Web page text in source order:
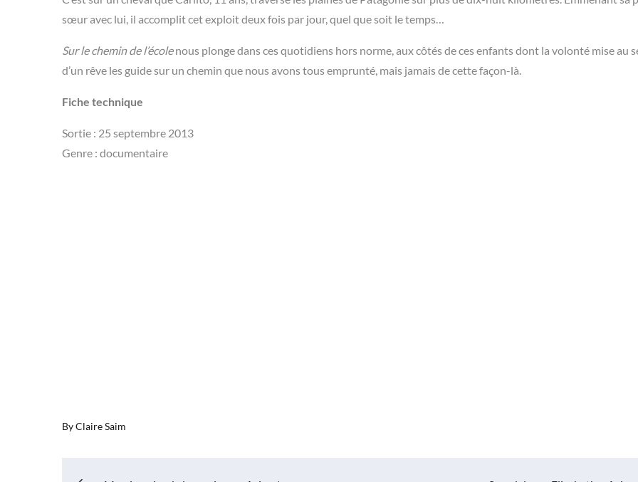
sœur avec lui, il accomplit cet exploit deux fois par jour, quel que soit le temps…
Sur le chemin de l’écolenous plonge dans ces quotidiens hors norme, aux côtés de ces enfants dont la volonté mise au
d’un rêve les guide sur un chemin que nous avons tous emprunté, mais jamais de cette façon-là.
Fiche technique
Sortie : 25 septembre 2013
Genre : documentaire
ByClaire Saim